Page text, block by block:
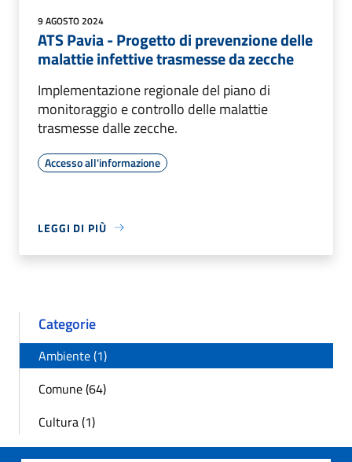
9 AGOSTO 2024
ATS Pavia - Progetto di prevenzione delle
malattie infettive trasmesse da zecche
Implementazione regionale del piano di
monitoraggio e controllo delle malattie
trasmesse dalle zecche.
Accesso all'informazione
LEGGI DI PIÙ
Categorie
Ambiente (1)
Comune (64)
Cultura (1)